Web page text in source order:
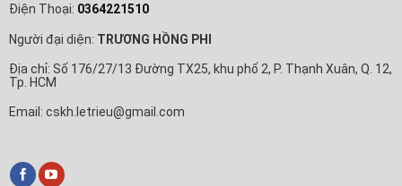
Điện Thoại: 0364221510
Người đại diện: TRƯƠNG HỒNG PHI
Địa chỉ: Số 176/27/13 Đường TX25, khu phố 2, P. Thạnh Xuân, Q. 12,
Tp. HCM
Email: cskh.letrieu@gmail.com